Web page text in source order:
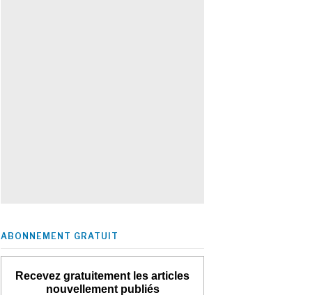
ABONNEMENT GRATUIT
Recevez gratuitement les articles
nouvellement publiés